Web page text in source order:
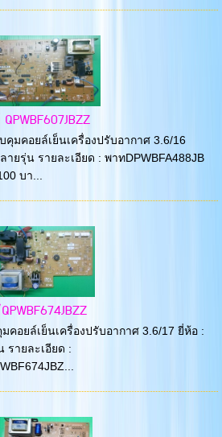
คุมคอยล์เย็นเครื่องปรับอากาศ 3.6/16
ายรุ่น รายละเอียด : พาทDPWBFA488JB
บา...
คอยล์เย็นเครื่องปรับอากาศ 3.6/17 ยี่ห้อ :
รายละเอียด :